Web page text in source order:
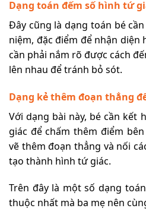
Dạng toán đếm số hình tứ
Đây cũng là dạng toán bé
niệm, đặc điểm để nhận diện
cần phải nắm rõ được cách
lên nhau để tránh bỏ sót.
Dạng kẻ thêm đoạn thẳng
Với dạng bài này, bé cần kết
giác để chấm thêm điểm
vẽ thêm đoạn thẳng và nối
tạo thành hình tứ giác.
Trên đây là một số dạng
thuộc nhất mà ba mẹ nên